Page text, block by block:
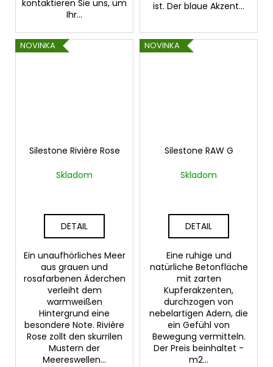
kontaktieren Sie uns, um
Ihr...
ist. Der blaue Akzent...
NOVINKA
Silestone Rivière Rose
Skladom
DETAIL
Ein unaufhörliches Meer
aus grauen und
rosafarbenen Äderchen
verleiht dem
warmweißen
Hintergrund eine
besondere Note. Rivière
Rose zollt den skurrilen
Mustern der
Meereswellen...
NOVINKA
Silestone RAW G
Skladom
DETAIL
Eine ruhige und
natürliche Betonfläche
mit zarten
Kupferakzenten,
durchzogen von
nebelartigen Adern, die
ein Gefühl von
Bewegung vermitteln.
Der Preis beinhaltet -
m2...